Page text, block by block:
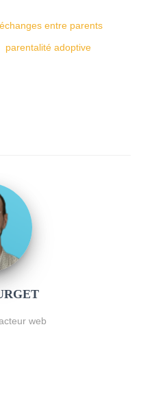
échanges entre parents
parentalité adoptive
web